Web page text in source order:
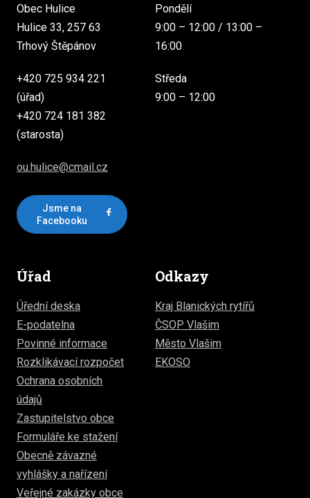
Obec Hulice
Hulice 33, 257 63
Trhový Štěpánov
+420 725 934 221
(úřad)
+420 724 181 382
(starosta)
ou.hulice@cmail.cz
Jsme na
Facebooku
Pondělí
9:00 – 12:00 / 13:00 –
16:00
Středa
9:00 – 12:00
Úřad
Úřední deska
E-podatelna
Povinné informace
Rozklikávací rozpočet
Ochrana osobních
údajů
Zastupitelstvo obce
Formuláře ke stažení
Obecně závazné
vyhlášky a nařízení
Veřejné zakázky obce
Odkazy
Kraj Blanických rytířů
ČSOP Vlašim
Město Vlašim
EKOSO